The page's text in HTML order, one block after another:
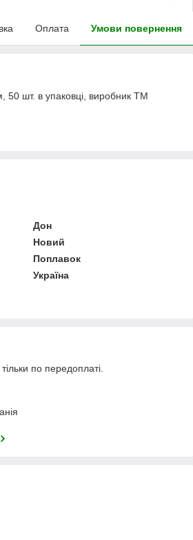
Оплата Умови повернення
50 шт. в упаковці, виробник ТМ
Дон
Новий
Поплавок
Україна
по передоплаті.